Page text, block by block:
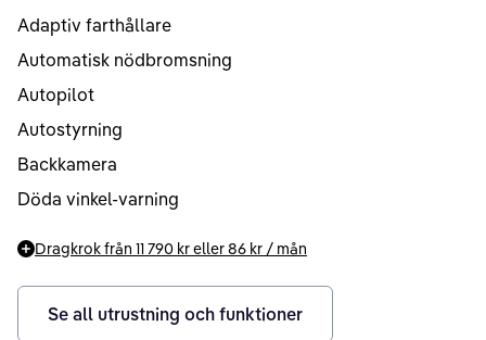
Adaptiv farthållare
Automatisk nödbromsning
Autopilot
Autostyrning
Backkamera
Döda vinkel-varning
Dragkrok från 11 790 kreller86 kr / mån
Se all utrustning och funktioner